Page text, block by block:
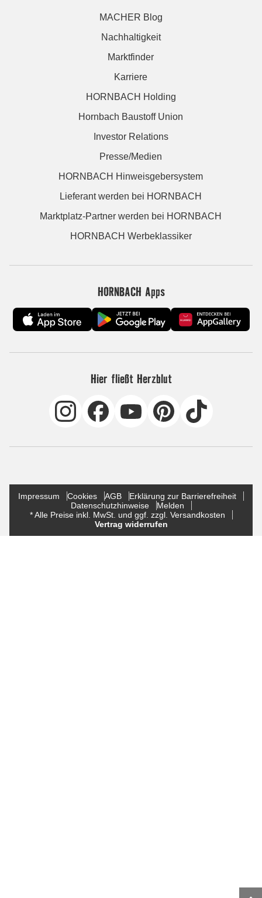
MACHER Blog
Nachhaltigkeit
Marktfinder
Karriere
HORNBACH Holding
Hornbach Baustoff Union
Investor Relations
Presse/Medien
HORNBACH Hinweisgebersystem
Lieferant werden bei HORNBACH
Marktplatz-Partner werden bei HORNBACH
HORNBACH Werbeklassiker
HORNBACH Apps
Hier fließt Herzblut
Impressum Cookies AGB
Erklärung zur Barrierefreiheit
Datenschutzhinweise
Melden
* Alle Preise inkl. MwSt. und ggf. zzgl. Versandkosten
Vertrag widerrufen